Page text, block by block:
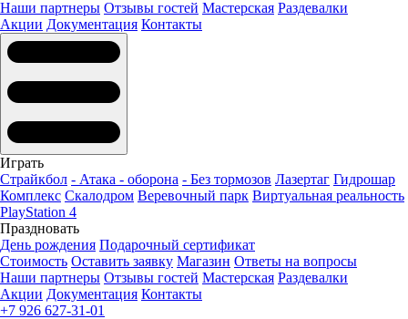
Наши партнеры Отзывы гостей Мастерская Раздевалки
Акции Документация Контакты
Играть
Страйкбол - Атака - оборона - Без тормозов Лазертаг Гидрошар
Комплекс Скалодром Веревочный парк Виртуальная реальность
PlayStation 4
Праздновать
День рождения Подарочный сертификат
Стоимость Оставить заявку Магазин Ответы на вопросы
Наши партнеры Отзывы гостей Мастерская Раздевалки
Акции Документация Контакты
+7 926 627-31-01